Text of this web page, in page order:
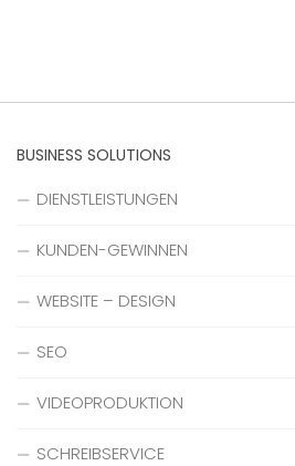
BUSINESS SOLUTIONS
DIENSTLEISTUNGEN
KUNDEN-GEWINNEN
WEBSITE – DESIGN
SEO
VIDEOPRODUKTION
SCHREIBSERVICE